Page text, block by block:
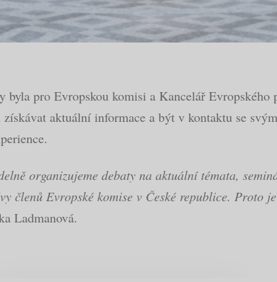
byla pro Evropskou komisi a Kancelář
aktuální informace a být v kontaktu se
organizujeme debaty na aktuální témata,
členů Evropské komise v České republice. Proto
Ladmanová.